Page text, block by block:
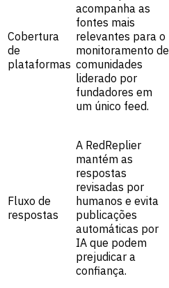
Cobertura
de
plataformas
acompanha as
fontes mais
relevantes para o
monitoramento de
comunidades
liderado por
fundadores em
um único feed.
Fluxo de
respostas
A RedReplier
mantém as
respostas
revisadas por
humanos e evita
publicações
automáticas por
IA que podem
prejudicar a
confiança.